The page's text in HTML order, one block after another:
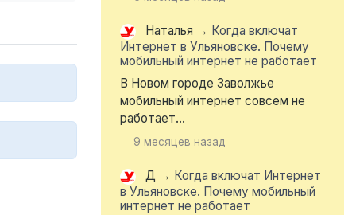
Наталья → Когда включат
Интернет в Ульяновске. Почему
мобильный интернет не работает
В Новом городе Заволжье
мобильный интернет совсем не
работает...
9 месяцев назад
Д → Когда включат Интернет
в Ульяновске. Почему мобильный
интернет не работает